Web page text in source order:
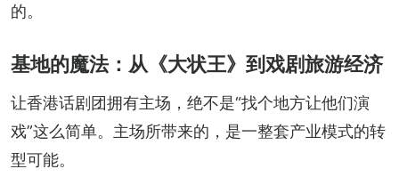
的。
基地的魔法：从《大状王》到戏剧旅游经济
让香港话剧团拥有主场，绝不是“找个地方让他们演
戏”这么简单。主场所带来的，是一整套产业模式的转
型可能。